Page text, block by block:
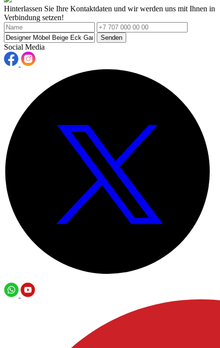
Hinterlassen Sie Ihre Kontaktdaten und wir werden uns mit Ihnen in
Verbindung setzen!
Senden
Social Media